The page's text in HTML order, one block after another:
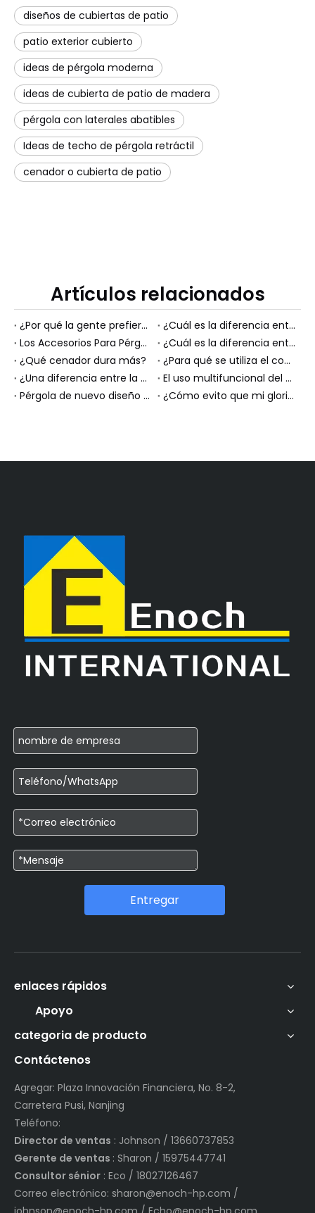
diseños de cubiertas de patio
patio exterior cubierto
ideas de pérgola moderna
ideas de cubierta de patio de madera
pérgola con laterales abatibles
Ideas de techo de pérgola retráctil
cenador o cubierta de patio
Artículos relacionados
¿Por qué la gente prefiere las pérgolas a los solarios?
¿Cuál es la diferencia entre estos 3 cobertizos para materiales?
Los Accesorios Para Pérgolas Maximizan El Confort Y La Seguridad.
¿Cuál es la diferencia entre una pérgola, un mirador y un pabellón?
¿Qué cenador dura más?
¿Para qué se utiliza el cobertizo de almacenamiento?
¿Una diferencia entre la pérgola de aluminio y la pérgola de metal?
El uso multifuncional del área de entretenimiento cubierta al aire libre
Pérgola de nuevo diseño con cortina y mosquitera.
¿Cómo evito que mi glorieta se salga volando?
Entregar
enlaces rápidos
Apoyo
categoria de producto
Contáctenos
Agregar: Plaza Innovación Financiera, No. 8-2,
Carretera Pusi, Nanjing
Teléfono:
Director de ventas : Johnson / 13660737853
Gerente de ventas : Sharon / 15975447741
Consultor sénior : Eco / 18027126467
Correo electrónico: sharon@enoch-hp.com /